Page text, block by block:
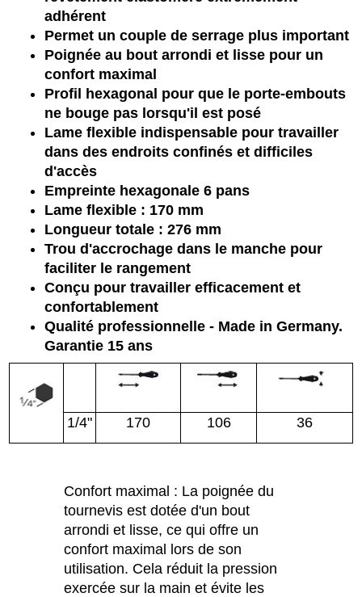
adhérent
Permet un couple de serrage plus important
Poignée au bout arrondi et lisse pour un
confort maximal
Profil hexagonal pour que le porte-embouts
ne bouge pas lorsqu'il est posé
Lame flexible indispensable pour travailler
dans des endroits confinés et difficiles
d'accès
Empreinte hexagonale 6 pans
Lame flexible : 170 mm
Longueur totale : 276 mm
Trou d'accrochage dans le manche pour
faciliter le rangement
Conçu pour travailler efficacement et
confortablement
Qualité professionnelle - Made in Germany.
Garantie 15 ans
1/4" 170 106 36
Confort maximal : La poignée du
tournevis est dotée d'un bout
arrondi et lisse, ce qui offre un
confort maximal lors de son
utilisation. Cela réduit la pression
exercée sur la main et évite les